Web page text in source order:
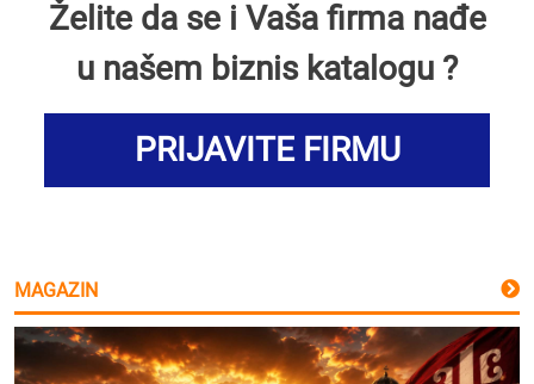
Želite da se i Vaša firma nađe
u našem biznis katalogu ?
PRIJAVITE FIRMU
MAGAZIN